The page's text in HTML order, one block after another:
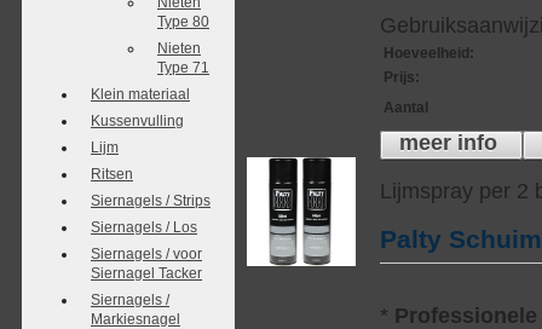
Type 80
Nieten
Type 71
Klein materiaal
Kussenvulling
Lijm
Ritsen
Siernagels / Strips
Siernagels / Los
Siernagels / voor
Siernagel Tacker
Siernagels /
Markiesnagel
Hoeveelheid :
Prijs:
Aantal
meer info
Lijmspray per 2
Palty
* Professionele